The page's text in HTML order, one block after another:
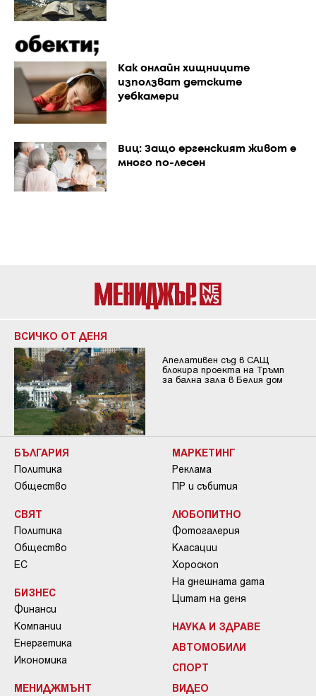
Как онлайн хищниците
използват детските
уебкамери
Виц: Защо ергенският живот е
много по-лесен
ВСИЧКО ОТ ДЕНЯ
Апелативен съд в САЩ
блокира проекта на Тръмп
за бална зала в Белия дом
БЪЛГАРИЯ
Политика
Общество
СВЯТ
Политика
Общество
ЕС
БИЗНЕС
Финанси
Компании
Енергетика
Икономика
МЕНИДЖМЪНТ
МАРКЕТИНГ
Реклама
ПР и събития
ЛЮБОПИТНО
Фотогалерия
Класации
Хороскоп
На днешната дата
Цитат на деня
НАУКА И ЗДРАВЕ
АВТОМОБИЛИ
СПОРТ
ВИДЕО